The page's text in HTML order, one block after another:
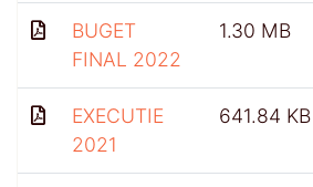
BUGET
FINAL 2022
1.30 MB
EXECUTIE
2021
641.84 KB